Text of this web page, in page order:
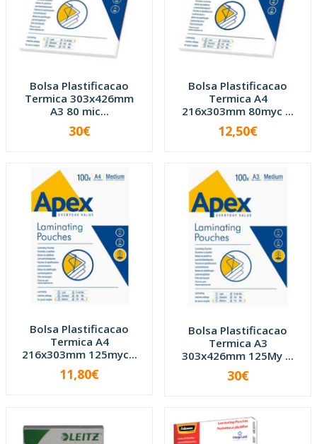
Bolsa Plastificacao
Termica 303x426mm
A3 80 mic...
+
30€
Bolsa Plastificacao
Termica A4
216x303mm 80myc ...
+
12,50€
Bolsa Plastificacao
Termica A4
216x303mm 125myc...
+
11,80€
Bolsa Plastificacao
Termica A3
303x426mm 125My ...
+
30€